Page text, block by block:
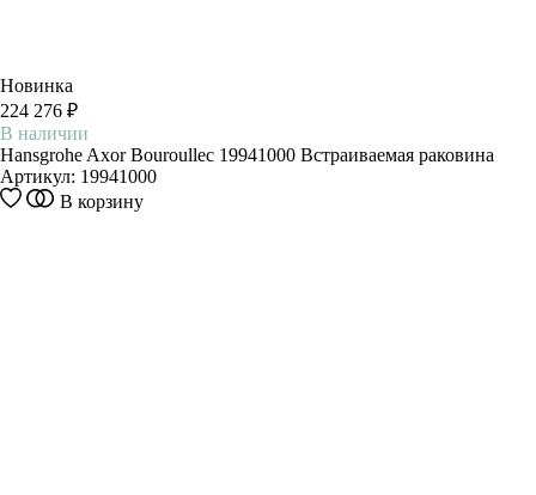
Новинка
224 276 ₽
В наличии
Hansgrohe Axor Bouroullec 19941000 Встраиваемая раковина
Артикул: 19941000
В корзину